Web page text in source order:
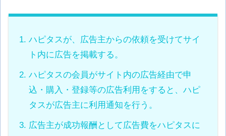
ハピタスが、広告主からの依頼を受けてサイ
ト内に広告を掲載する。
ハピタスの会員がサイト内の広告経由で申
込・購入・登録等の広告利用をすると、ハピ
タスが広告主に利用通知を行う。
広告主が成功報酬として広告費をハピタスに